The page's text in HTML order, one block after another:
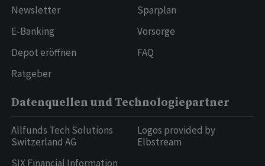
Newsletter
E-Banking
Depot eröffnen
Ratgeber
Sparplan
Vorsorge
FAQ
Datenquellen und Technologiepartner
Allfunds Tech Solutions
Switzerland AG
SIX Financial Information
Logos provided by
Elbstream